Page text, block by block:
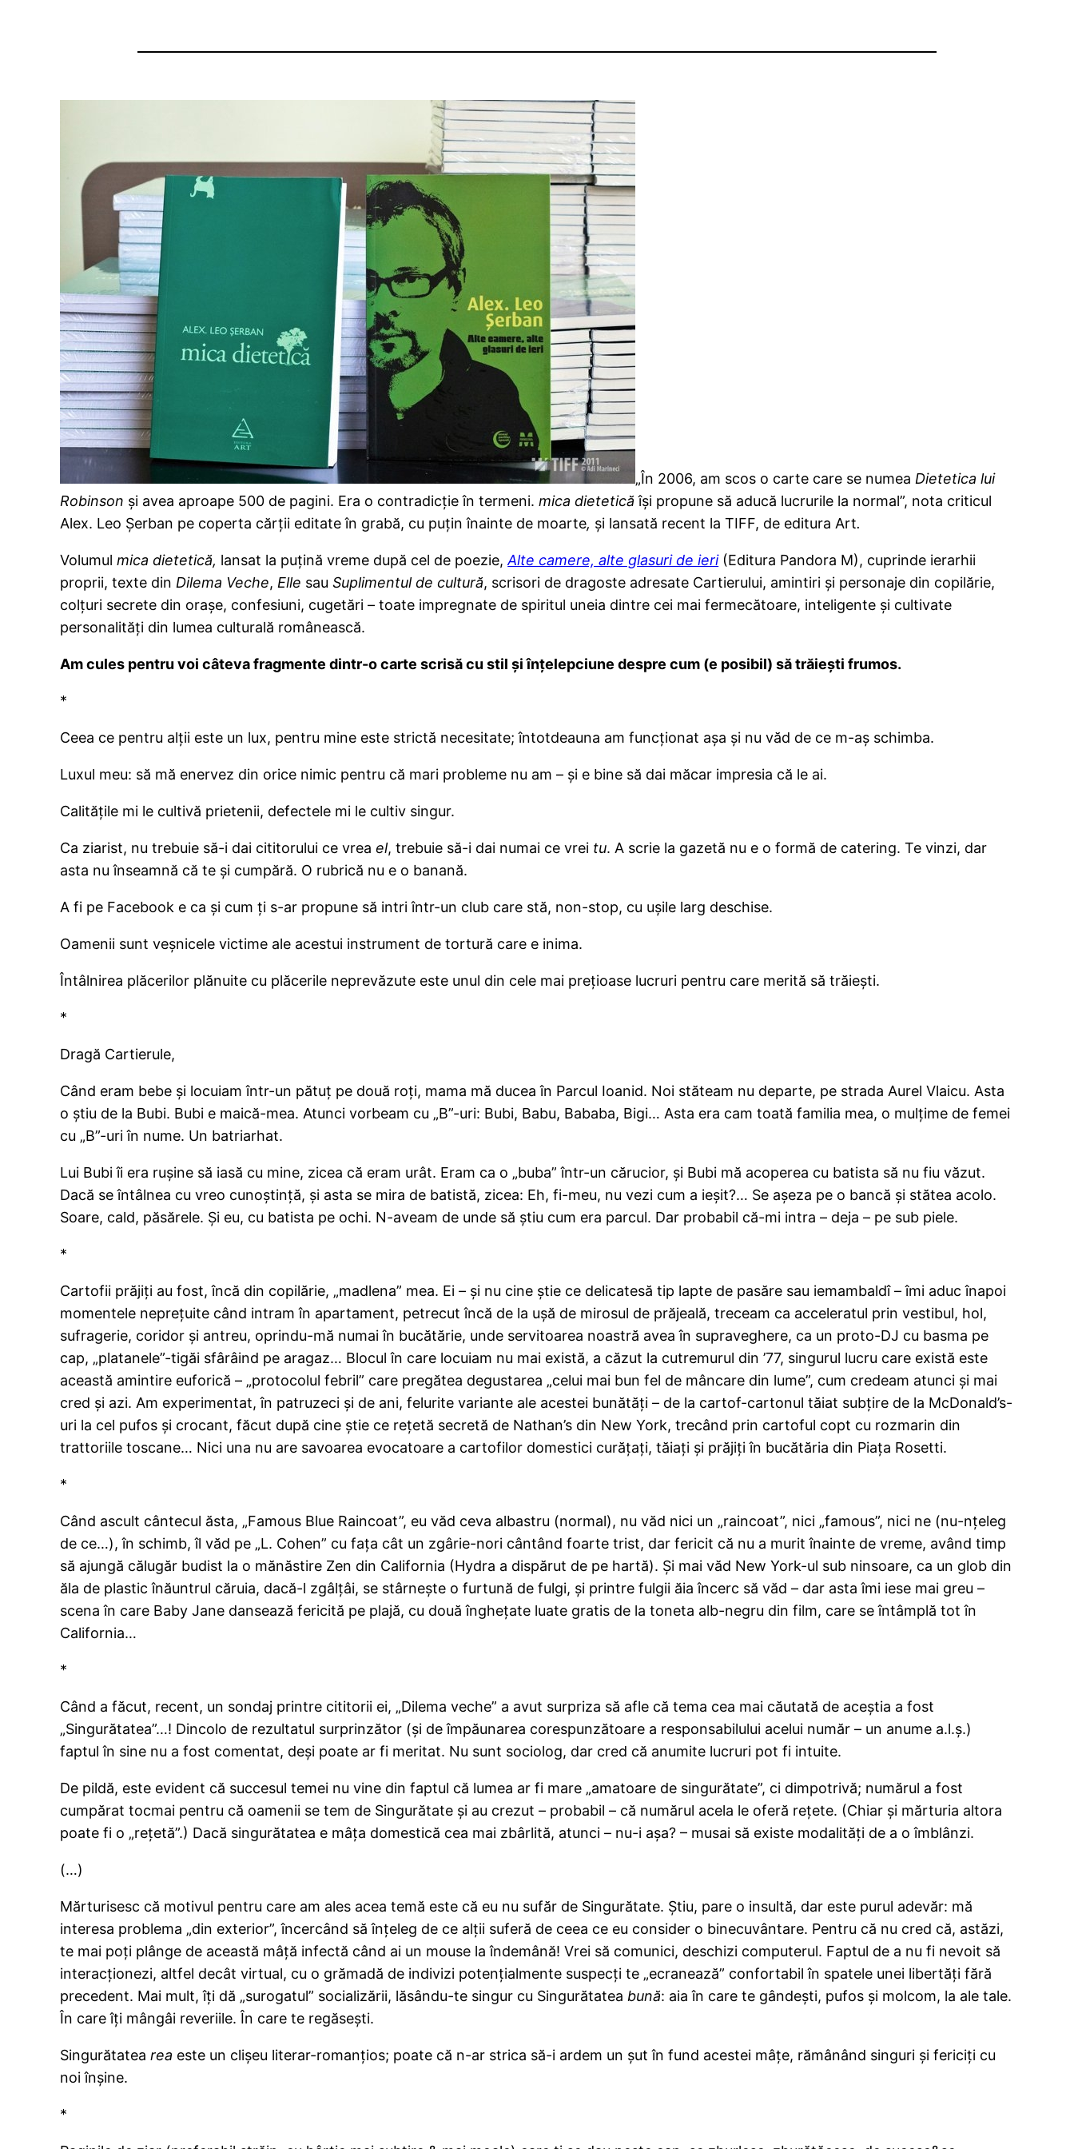
„În 2006, am scos o carte care se numea Dietetica lui
Robinson şi avea aproape 500 de pagini. Era o contradicţie în termeni.mica dietetică îşi propune să aducă lucrurile la normal”, nota criticul
Alex. Leo Şerban pe coperta cărţii editate în grabă, cu puţin înainte de moarte, şi lansată recent la TIFF, de editura Art.
Volumul mica dietetică, lansat la puţină vreme după cel de poezie,Alte camere, alte glasuri de ieri (Editura Pandora M), cuprinde ierarhii
proprii, texte din Dilema Veche, Elle sau Suplimentul de cultură, scrisori de dragoste adresate Cartierului, amintiri şi personaje din copilărie,
colţuri secrete din oraşe, confesiuni, cugetări – toate impregnate de spiritul uneia dintre cei mai fermecătoare, inteligente şi cultivate
personalităţi din lumea culturală românească.
Am cules pentru voi câteva fragmente dintr-o carte scrisă cu stil şi înţelepciune despre cum (e posibil) să trăieşti frumos.
*
Ceea ce pentru alţii este un lux, pentru mine este strictă necesitate; întotdeauna am funcţionat aşa şi nu văd de ce m-aş schimba.
Luxul meu: să mă enervez din orice nimic pentru că mari probleme nu am – şi e bine să dai măcar impresia că le ai.
Calităţile mi le cultivă prietenii, defectele mi le cultiv singur.
Ca ziarist, nu trebuie să-i dai cititorului ce vreael, trebuie să-i dai numai ce vrei tu. A scrie la gazetă nu e o formă de catering. Te vinzi, dar
asta nu înseamnă că te şi cumpără. O rubrică nu e o banană.
A fi pe Facebook e ca şi cum ţi s-ar propune să intri într-un club care stă, non-stop, cu uşile larg deschise.
Oamenii sunt veşnicele victime ale acestui instrument de tortură care e inima.
Întâlnirea plăcerilor plănuite cu plăcerile neprevăzute este unul din cele mai preţioase lucruri pentru care merită să trăieşti.
*
Dragă Cartierule,
Când eram bebe şi locuiam într-un pătuţ pe două roţi, mama mă ducea în Parcul Ioanid. Noi stăteam nu departe, pe strada Aurel Vlaicu. Asta
o ştiu de la Bubi. Bubi e maică-mea. Atunci vorbeam cu „B”-uri: Bubi, Babu, Bababa, Bigi… Asta era cam toată familia mea, o mulţime de femei
cu „B”-uri în nume. Un batriarhat.
Lui Bubi îi era ruşine să iasă cu mine, zicea că eram urât. Eram ca o „buba” într-un cărucior, şi Bubi mă acoperea cu batista să nu fiu văzut.
Dacă se întâlnea cu vreo cunoştinţă, şi asta se mira de batistă, zicea: Eh, fi-meu, nu vezi cum a ieşit?… Se aşeza pe o bancă şi stătea acolo.
Soare, cald, păsărele. Şi eu, cu batista pe ochi. N-aveam de unde să ştiu cum era parcul. Dar probabil că-mi intra – deja – pe sub piele.
*
Cartofii prăjiţi au fost, încă din copilărie, „madlena” mea. Ei – şi nu cine ştie ce delicatesă tip lapte de pasăre sau iemambaldî – îmi aduc înapoi
momentele nepreţuite când intram în apartament, petrecut încă de la uşă de mirosul de prăjeală, treceam ca acceleratul prin vestibul, hol,
sufragerie, coridor şi antreu, oprindu-mă numai în bucătărie, unde servitoarea noastră avea în supraveghere, ca un proto-DJ cu basma pe
cap, „platanele”-tigăi sfârâind pe aragaz… Blocul în care locuiam nu mai există, a căzut la cutremurul din ’77, singurul lucru care există este
această amintire euforică – „protocolul febril” care pregătea degustarea „celui mai bun fel de mâncare din lume”, cum credeam atunci şi mai
cred şi azi. Am experimentat, în patruzeci şi de ani, felurite variante ale acestei bunătăţi – de la cartof-cartonul tăiat subţire de la McDonald’s-
uri la cel pufos şi crocant, făcut după cine ştie ce reţetă secretă de Nathan’s din New York, trecând prin cartoful copt cu rozmarin din
trattoriile toscane… Nici una nu are savoarea evocatoare a cartofilor domestici curăţaţi, tăiaţi şi prăjiţi în bucătăria din Piaţa Rosetti.
*
Când ascult cântecul ăsta, „Famous Blue Raincoat”, eu văd ceva albastru (normal), nu văd nici un „raincoat”, nici „famous”, nici ne (nu-nţeleg
de ce…), în schimb, îl văd pe „L. Cohen” cu faţa cât un zgârie-nori cântând foarte trist, dar fericit că nu a murit înainte de vreme, având timp
să ajungă călugăr budist la o mănăstire Zen din California (Hydra a dispărut de pe hartă). Şi mai văd New York-ul sub ninsoare, ca un glob din
ăla de plastic înăuntrul căruia, dacă-l zgâlţâi, se stârneşte o furtună de fulgi, şi printre fulgii ăia încerc să văd – dar asta îmi iese mai greu –
scena în care Baby Jane dansează fericită pe plajă, cu două îngheţate luate gratis de la toneta alb-negru din film, care se întâmplă tot în
California…
*
Când a făcut, recent, un sondaj printre cititorii ei, „Dilema veche” a avut surpriza să afle că tema cea mai căutată de aceştia a fost
„Singurătatea”…! Dincolo de rezultatul surprinzător (şi de împăunarea corespunzătoare a responsabilului acelui număr – un anume a.l.ş.)
faptul în sine nu a fost comentat, deşi poate ar fi meritat. Nu sunt sociolog, dar cred că anumite lucruri pot fi intuite.
De pildă, este evident că succesul temei nu vine din faptul că lumea ar fi mare „amatoare de singurătate”, ci dimpotrivă; numărul a fost
cumpărat tocmai pentru că oamenii se tem de Singurătate şi au crezut – probabil – că numărul acela le oferă reţete. (Chiar şi mărturia altora
poate fi o „reţetă”.) Dacă singurătatea e mâţa domestică cea mai zbârlită, atunci – nu-i aşa? – musai să existe modalităţi de a o îmblânzi.
(…)
Mărturisesc că motivul pentru care am ales acea temă este că eu nu sufăr de Singurătate. Ştiu, pare o insultă, dar este purul adevăr: mă
interesa problema „din exterior”, încercând să înţeleg de ce alţii suferă de ceea ce eu consider o binecuvântare. Pentru că nu cred că, astăzi,
te mai poţi plânge de această mâţă infectă când ai un mouse la îndemână! Vrei să comunici, deschizi computerul. Faptul de a nu fi nevoit să
interacţionezi, altfel decât virtual, cu o grămadă de indivizi potenţialmente suspecţi te „ecranează” confortabil în spatele unei libertăţi fără
precedent. Mai mult, îţi dă „surogatul” socializării, lăsându-te singur cu Singurătatea bună: aia în care te gândeşti, pufos şi molcom, la ale tale.
În care îţi mângâi reveriile. În care te regăseşti.
Singurătatearea este un clişeu literar-romanţios; poate că n-ar strica să-i ardem un şut în fund acestei mâţe, rămânând singuri şi fericiţi cu
noi înşine.
*